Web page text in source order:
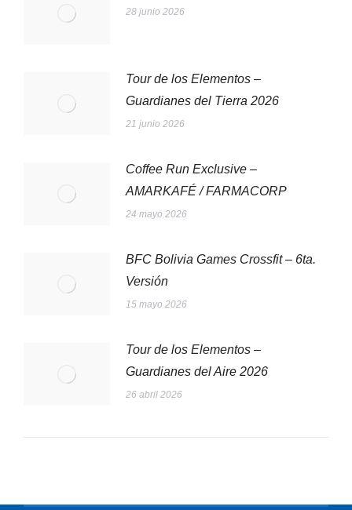
28 junio 2026
Tour de los Elementos –
Guardianes del Tierra 2026
21 junio 2026
Coffee Run Exclusive –
AMARKAFÉ / FARMACORP
24 mayo 2026
BFC Bolivia Games Crossfit – 6ta.
Versión
15 mayo 2026
Tour de los Elementos –
Guardianes del Aire 2026
26 abril 2026